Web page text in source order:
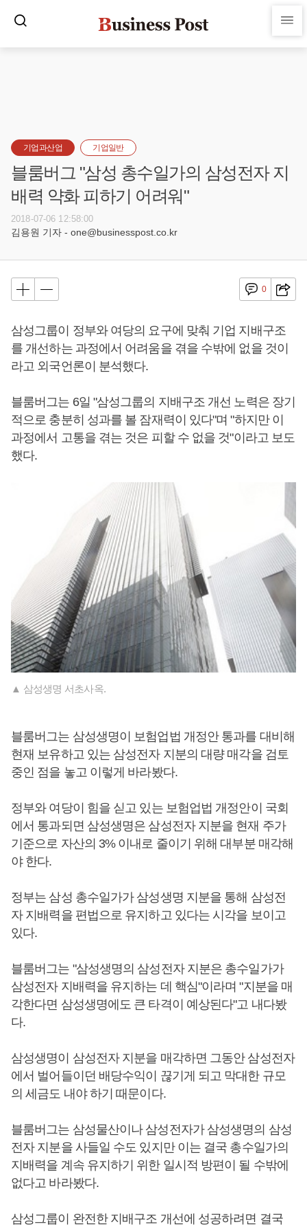
기업과산업 기업일반
블룸버그 "삼성 총수일가의 삼성전자 지
배력 약화 피하기 어려워"
2018-07-06 12:58:00
김용원 기자 - one@businesspost.co.kr
0
삼성그룹이 정부와 여당의 요구에 맞춰 기업 지배구조
를 개선하는 과정에서 어려움을 겪을 수밖에 없을 것이
라고 외국언론이 분석했다.
블룸버그는 6일 "삼성그룹의 지배구조 개선 노력은 장기
적으로 충분히 성과를 볼 잠재력이 있다"며 "하지만 이
과정에서 고통을 겪는 것은 피할 수 없을 것"이라고 보도
했다.
▲ 삼성생명 서초사옥.
블룸버그는 삼성생명이 보험업법 개정안 통과를 대비해
현재 보유하고 있는 삼성전자 지분의 대량 매각을 검토
중인 점을 놓고 이렇게 바라봤다.
정부와 여당이 힘을 싣고 있는 보험업법 개정안이 국회
에서 통과되면 삼성생명은 삼성전자 지분을 현재 주가
기준으로 자산의 3% 이내로 줄이기 위해 대부분 매각해
야 한다.
정부는 삼성 총수일가가 삼성생명 지분을 통해 삼성전
자 지배력을 편법으로 유지하고 있다는 시각을 보이고
있다.
블룸버그는 "삼성생명의 삼성전자 지분은 총수일가가
삼성전자 지배력을 유지하는 데 핵심"이라며 "지분을 매
각한다면 삼성생명에도 큰 타격이 예상된다"고 내다봤
다.
삼성생명이 삼성전자 지분을 매각하면 그동안 삼성전자
에서 벌어들이던 배당수익이 끊기게 되고 막대한 규모
의 세금도 내야 하기 때문이다.
블룸버그는 삼성물산이나 삼성전자가 삼성생명의 삼성
전자 지분을 사들일 수도 있지만 이는 결국 총수일가의
지배력을 계속 유지하기 위한 일시적 방편이 될 수밖에
없다고 바라봤다.
삼성그룹이 완전한 지배구조 개선에 성공하려면 결국